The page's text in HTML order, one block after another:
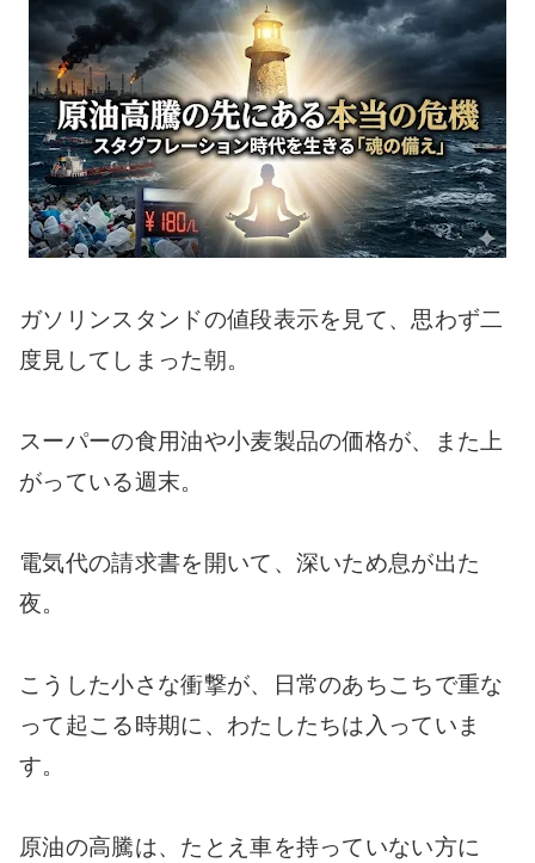
ガソリンスタンドの値段表示を見て、思わず二
度見してしまった朝。
スーパーの食用油や小麦製品の価格が、また上
がっている週末。
電気代の請求書を開いて、深いため息が出た
夜。
こうした小さな衝撃が、日常のあちこちで重な
って起こる時期に、わたしたちは入っていま
す。
原油の高騰は、たとえ車を持っていない方に